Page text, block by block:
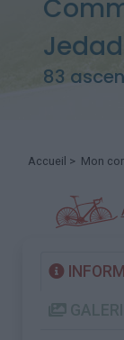
Jedad
83
Accueil > Mon